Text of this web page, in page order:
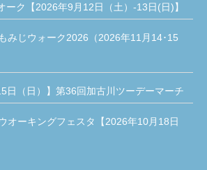
ーク【2026年9月12日（土）-13日(日)】
みじウォーク2026（2026年11月14･15
日（日）】第36回加古川ツーデーマーチ
ーキングフェスタ【2026年10月18日